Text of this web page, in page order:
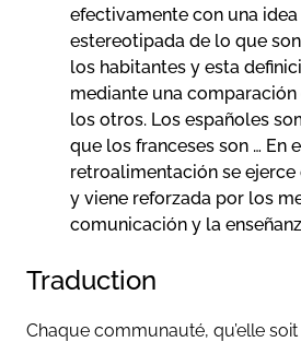
efectivamente con una
estereotipada de lo que
los habitantes y esta
mediante una
los otros. Los españoles
que los franceses son … En
retroalimentación se
y viene reforzada por los
comunicación y la
Traduction
Chaque communauté, qu’elle